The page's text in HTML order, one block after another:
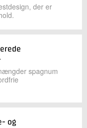
der er
spagnum
og